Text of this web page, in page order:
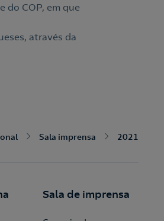
do COP, em que
através da
Sala imprensa 2021
Sala de imprensa